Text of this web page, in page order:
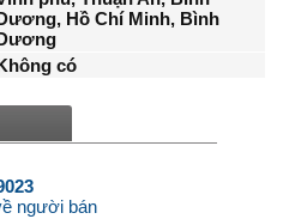
Hồ Chí Minh, Bình
có
người bán